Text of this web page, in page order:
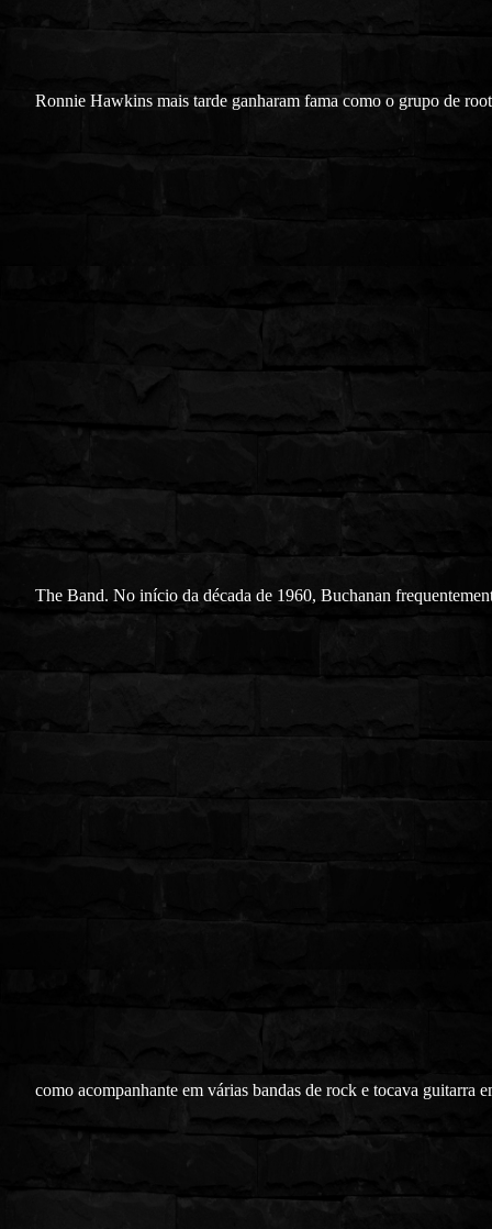
Ronnie Hawkins mais tarde ganharam fama como o grupo de
The Band. No início da década de 1960, Buchanan
como acompanhante em várias bandas de rock e tocava guitarra